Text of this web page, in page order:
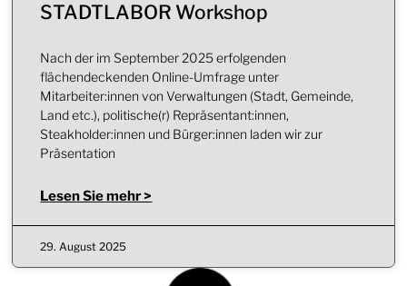
STADTLABOR Workshop
Nach der im September 2025 erfolgenden
flächendeckenden Online-Umfrage unter
Mitarbeiter:innen von Verwaltungen (Stadt, Gemeinde,
Land etc.), politische(r) Repräsentant:innen,
Steakholder:innen und Bürger:innen laden wir zur
Präsentation
Lesen Sie mehr >
29. August 2025